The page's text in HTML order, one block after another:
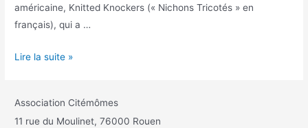
américaine, Knitted Knockers (« Nichons Tricotés » en
français), qui a …
Lire la suite »
Association Citémômes
11 rue du Moulinet, 76000 Rouen